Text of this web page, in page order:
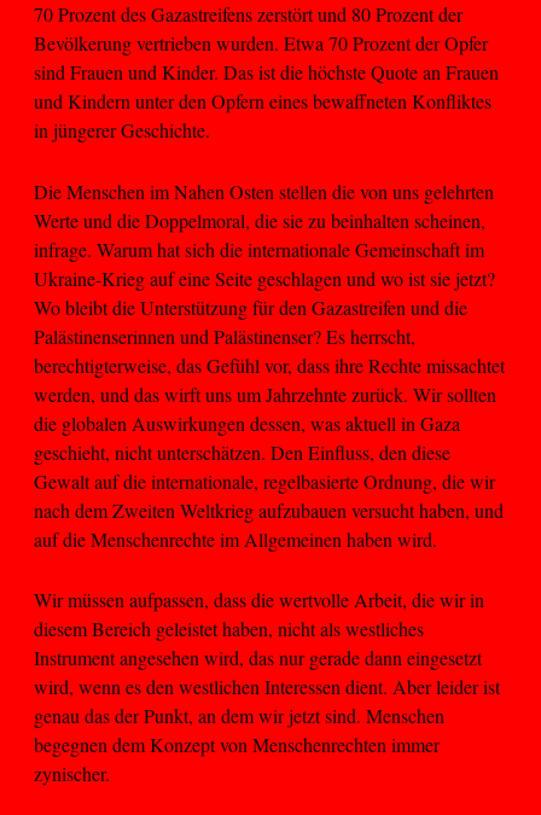
70 Prozent des Gazastreifens zerstört und 80 Prozent der
Bevölkerung vertrieben wurden. Etwa 70 Prozent der Opfer
sind Frauen und Kinder. Das ist die höchste Quote an Frauen
und Kindern unter den Opfern eines bewaffneten Konfliktes
in jüngerer Geschichte.
Die Menschen im Nahen Osten stellen die von uns gelehrten
Werte und die Doppelmoral, die sie zu beinhalten scheinen,
infrage. Warum hat sich die internationale Gemeinschaft im
Ukraine-Krieg auf eine Seite geschlagen und wo ist sie jetzt?
Wo bleibt die Unterstützung für den Gazastreifen und die
Palästinenserinnen und Palästinenser? Es herrscht,
berechtigterweise, das Gefühl vor, dass ihre Rechte missachtet
werden, und das wirft uns um Jahrzehnte zurück. Wir sollten
die globalen Auswirkungen dessen, was aktuell in Gaza
geschieht, nicht unterschätzen. Den Einfluss, den diese
Gewalt auf die internationale, regelbasierte Ordnung, die wir
nach dem Zweiten Weltkrieg aufzubauen versucht haben, und
auf die Menschenrechte im Allgemeinen haben wird.
Wir müssen aufpassen, dass die wertvolle Arbeit, die wir in
diesem Bereich geleistet haben, nicht als westliches
Instrument angesehen wird, das nur gerade dann eingesetzt
wird, wenn es den westlichen Interessen dient. Aber leider ist
genau das der Punkt, an dem wir jetzt sind. Menschen
begegnen dem Konzept von Menschenrechten immer
zynischer.